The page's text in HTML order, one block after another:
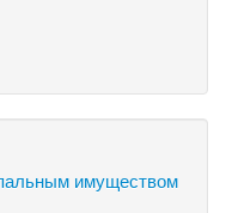
имуществом